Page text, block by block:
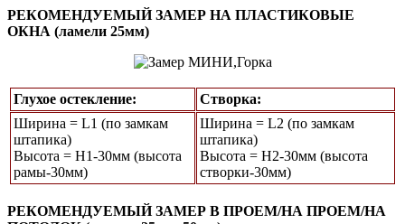
РЕКОМЕНДУЕМЫЙ ЗАМЕР НА ПЛАСТИКОВЫЕ
ОКНА (ламели 25мм)
Глухое остекление:
Створка:
Ширина = L1 (по замкам
штапика)
Высота = Н1-30мм (высота
рамы-30мм)
Ширина = L2 (по замкам
штапика)
Высота = H2-30мм (высота
створки-30мм)
РЕКОМЕНДУЕМЫЙ ЗАМЕР В ПРОЕМ/НА ПРОЕМ/НА